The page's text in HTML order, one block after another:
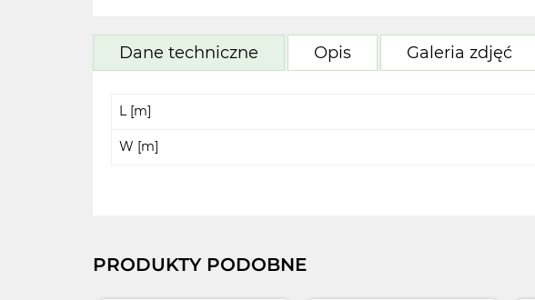
Dane techniczne Opis Galeria zdjęć
L [m]
W [m]
PRODUKTY PODOBNE